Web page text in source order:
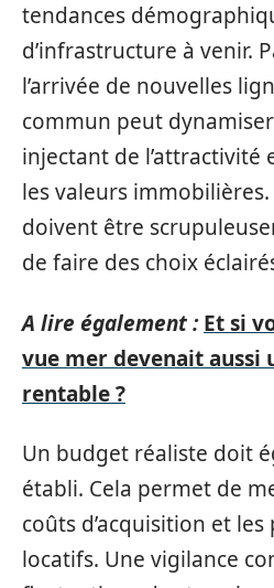
tendances
d’infrastructure à venir.
l’arrivée de nouvelles
commun peut
injectant de
les valeurs
doivent être
de faire des choix
A lire également : Et si
vue mer devenait aussi
rentable ?
Un budget réaliste doit
établi. Cela permet de
coûts d’acquisition et
locatifs. Une vigilance